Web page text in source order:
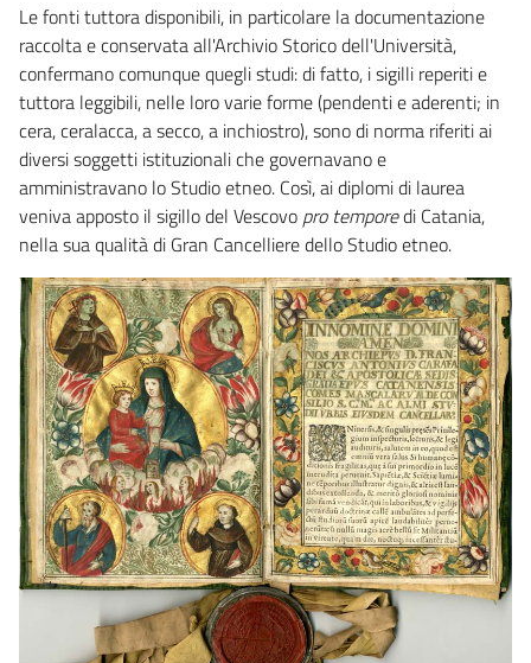
Le fonti tuttora disponibili, in particolare la documentazione
raccolta e conservata all'Archivio Storico dell'Università,
confermano comunque quegli studi: di fatto, i sigilli reperiti e
tuttora leggibili, nelle loro varie forme (pendenti e aderenti; in
cera, ceralacca, a secco, a inchiostro), sono di norma riferiti ai
diversi soggetti istituzionali che governavano e
amministravano lo Studio etneo. Così, ai diplomi di laurea
veniva apposto il sigillo del Vescovo pro temporedi Catania,
nella sua qualità di Gran Cancelliere dello Studio etneo.